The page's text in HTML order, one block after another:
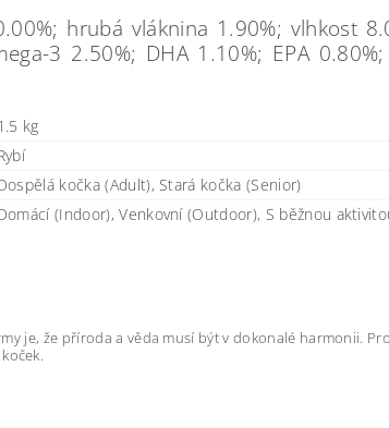
hrubá vláknina 1.90%; vlhkost
3 2.50%; DHA 1.10%; EPA
kg
kočka (Adult), Stará kočka (Senior)
(Indoor), Venkovní (Outdoor), S běžnou
je, že příroda a věda musí být v dokonalé harmonii.